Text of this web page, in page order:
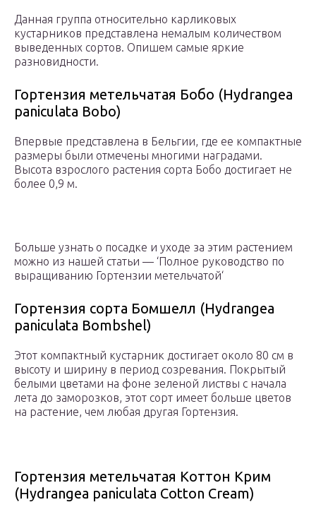
Данная группа относительно карликовых
кустарников представлена немалым количеством
выведенных сортов. Опишем самые яркие
разновидности.
Гортензия метельчатая Бобо (Hydrangea
paniculata Bobo)
Впервые представлена ​​в Бельгии, где ее компактные
размеры были отмечены многими наградами.
Высота взрослого растения сорта Бобо достигает не
более 0,9 м.
Больше узнать о посадке и уходе за этим растением
можно из нашей статьи — ‘Полное руководство по
выращиванию Гортензии метельчатой‘
Гортензия сорта Бомшелл (Hydrangea
paniculata Bombshel)
Этот компактный кустарник достигает около 80 см в
высоту и ширину в период созревания. Покрытый
белыми цветами на фоне зеленой листвы с начала
лета до заморозков, этот сорт имеет больше цветов
на растение, чем любая другая Гортензия.
Гортензия метельчатая Коттон Крим
(Hydrangea paniculata Cotton Cream)